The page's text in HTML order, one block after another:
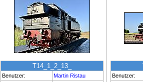
T14_1_2_13_
Benutzer:
Martin Ristau
Benutzer: